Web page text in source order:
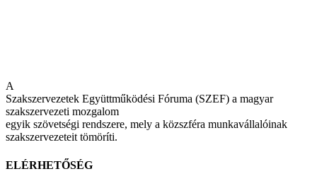
A
Szakszervezetek Együttműködési Fóruma (SZEF) a magyar
szakszervezeti mozgalom
egyik szövetségi rendszere, mely a közszféra munkavállalóinak
szakszervezeteit tömöríti.
ELÉRHETŐSÉG